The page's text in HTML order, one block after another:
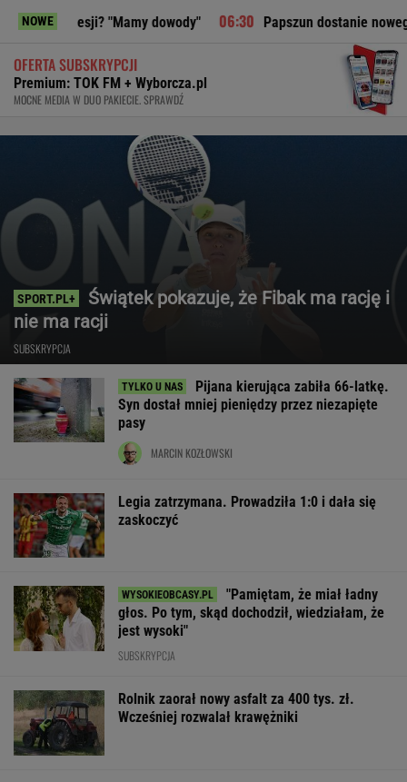
NOWE
"Mamy dowody" Papszun dostanie nowego napastnika.
OFERTA SUBSKRYPCJI
Premium: TOK FM + Wyborcza.pl
MOCNE MEDIA W DUO PAKIECIE. SPRAWDŹ
Świątek pokazuje, że Fibak ma rację i
nie ma racji
SUBSKRYPCJA
Pijana kierująca zabiła 66-latkę.
Syn dostał mniej pieniędzy przez niezapięte
pasy
MARCIN KOZŁOWSKI
Legia zatrzymana. Prowadziła 1:0 i dała się
zaskoczyć
"Pamiętam, że miał ładny
głos. Po tym, skąd dochodził, wiedziałam, że
jest wysoki"
SUBSKRYPCJA
Rolnik zaorał nowy asfalt za 400 tys. zł.
Wcześniej rozwalał krawężniki